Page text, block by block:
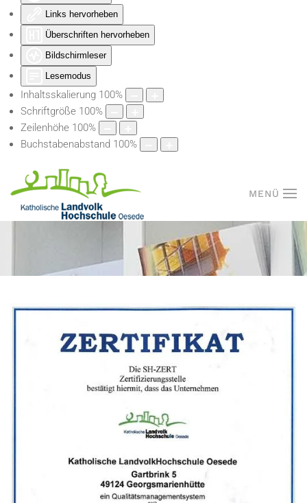
Links hervorheben
Überschriften hervorheben
Bildschirmleser
Lesemodus
Inhaltsskalierung 100%
Schriftgröße 100%
Zeilenhöhe 100%
Buchstabenabstand 100%
MENÜ